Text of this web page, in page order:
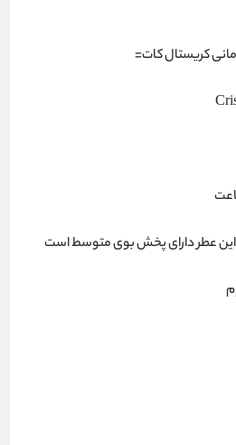
کریستال کات=
این عطر دارای پخش بوی متوسط است